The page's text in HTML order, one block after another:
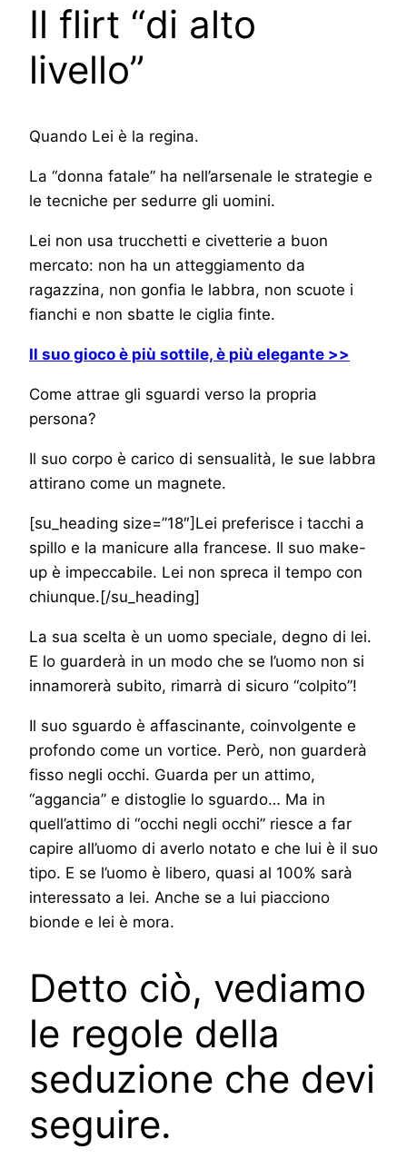
Il flirt “di alto
livello”
Quando Lei è la regina.
La “donna fatale” ha nell’arsenale le strategie e
le tecniche per sedurre gli uomini.
Lei non usa trucchetti e civetterie a buon
mercato: non ha un atteggiamento da
ragazzina, non gonfia le labbra, non scuote i
fianchi e non sbatte le ciglia finte.
Il suo gioco è più sottile, è più elegante >>
Come attrae gli sguardi verso la propria
persona?
Il suo corpo è carico di sensualità, le sue labbra
attirano come un magnete.
[su_heading size=”18″]Lei preferisce i tacchi a
spillo e la manicure alla francese. Il suo make-
up è impeccabile. Lei non spreca il tempo con
chiunque.[/su_heading]
La sua scelta è un uomo speciale, degno di lei.
E lo guarderà in un modo che se l’uomo non si
innamorerà subito, rimarrà di sicuro “colpito”!
Il suo sguardo è affascinante, coinvolgente e
profondo come un vortice. Però, non guarderà
fisso negli occhi. Guarda per un attimo,
“aggancia” e distoglie lo sguardo… Ma in
quell’attimo di “occhi negli occhi” riesce a far
capire all’uomo di averlo notato e che lui è il suo
tipo. E se l’uomo è libero, quasi al 100% sarà
interessato a lei. Anche se a lui piacciono
bionde e lei è mora.
Detto ciò, vediamo
le regole della
seduzione che devi
seguire.